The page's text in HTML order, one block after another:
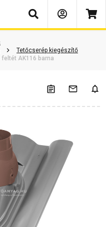
Keresés
Tetőcserép kiegészítő
AK116 barna
válaszok Kapcsolódó cikkek